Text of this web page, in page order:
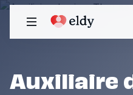
Auxiliaire